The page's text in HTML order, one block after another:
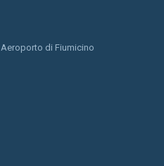
di Fiumicino